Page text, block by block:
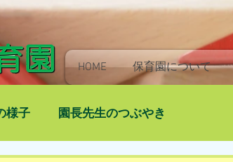
HOME 保育園について
様子 園長先生のつぶやき